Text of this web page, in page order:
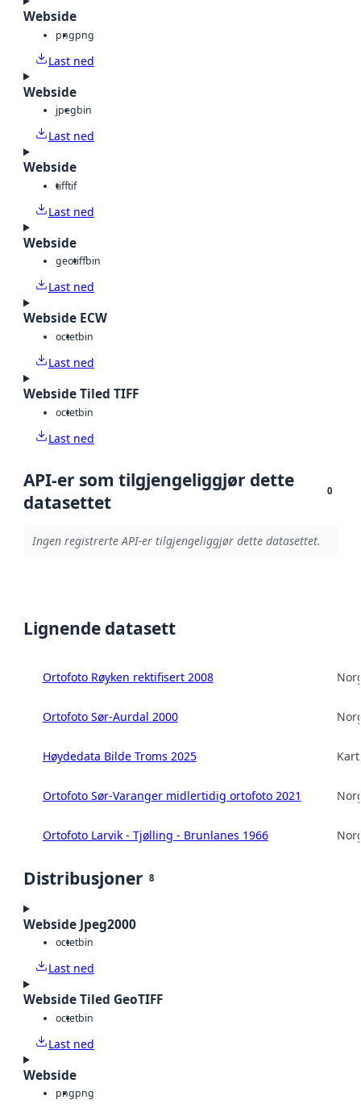
Webside
pngpng
Last ned
Webside
jpegbin
Last ned
Webside
tifftif
Last ned
Webside
geotiffbin
Last ned
Webside ECW
octetbin
Last ned
Webside Tiled TIFF
octetbin
Last ned
API-er som tilgjengeliggjør dette
datasettet
0
Ingen registrerte API-er tilgjengeliggjør dette datasettet.
Lignende datasett
Ortofoto Røyken rektifisert 2008
Ortofoto Sør-Aurdal 2000
Høydedata Bilde Troms 2025
Ortofoto Sør-Varanger midlertidig ortofoto 2021
Ortofoto Larvik - Tjølling - Brunlanes 1966
Distribusjoner 8
Webside Jpeg2000
octetbin
Last ned
Webside Tiled GeoTIFF
octetbin
Last ned
Webside
pngpng